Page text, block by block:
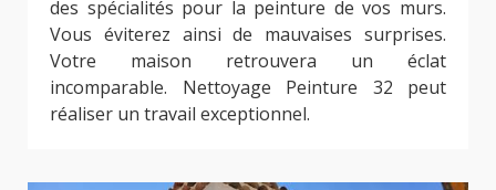
des spécialités pour la peinture de vos murs.
Vous éviterez ainsi de mauvaises surprises.
Votre maison retrouvera un éclat
incomparable. Nettoyage Peinture 32 peut
réaliser un travail exceptionnel.